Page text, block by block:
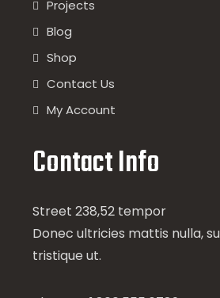
Projects
Blog
Shop
Contact Us
My Account
Contact Info
Street 238,52 tempor
Donec ultricies mattis nulla,
tristique ut.